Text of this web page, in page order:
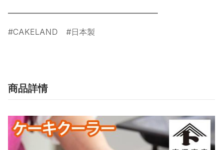
CAKELAND 日本製
商品詳情